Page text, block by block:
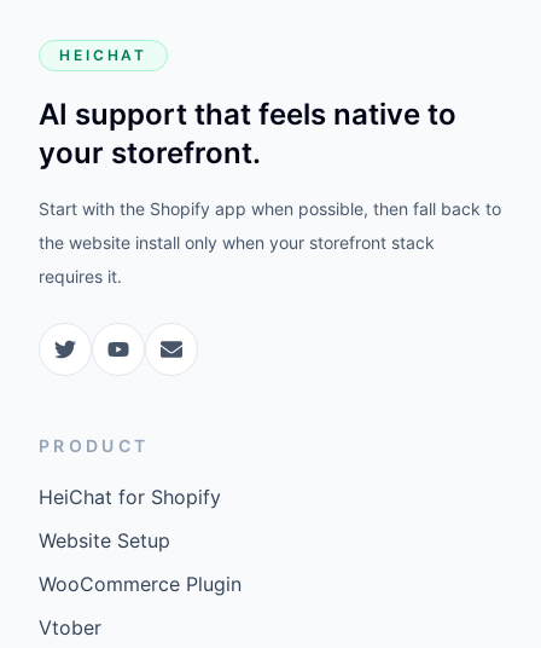
HEICHAT
AI support that feels native to
your storefront.
Start with the Shopify app when possible, then fall back to
the website install only when your storefront stack
requires it.
PRODUCT
HeiChat for Shopify
Website Setup
WooCommerce Plugin
Vtober